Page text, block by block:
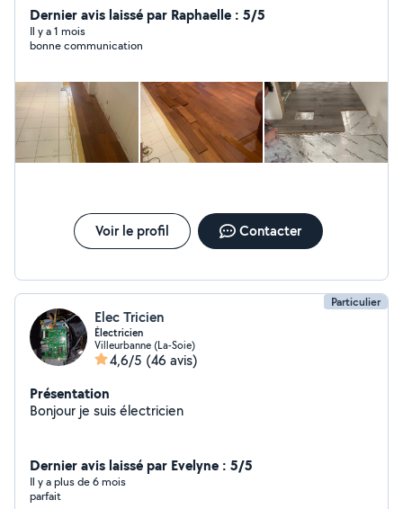
bientôt
Dernier avis laissé par Raphaelle : 5/5
Il y a 1 mois
bonne communication
Voir le profil Contacter
Particulier
Elec Tricien
Électricien
Villeurbanne (La-Soie)
4,6/5 (46 avis)
Présentation
Bonjour je suis électricien
Dernier avis laissé par Evelyne : 5/5
Il y a plus de 6 mois
parfait